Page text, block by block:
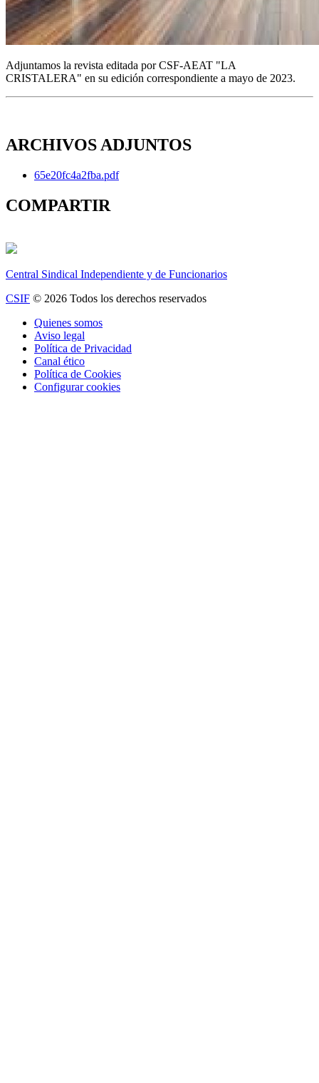
Adjuntamos la revista editada por CSF-AEAT "LA
CRISTALERA" en su edición correspondiente a mayo de 2023.
ARCHIVOS ADJUNTOS
65e20fc4a2fba.pdf
COMPARTIR
Central Sindical Independiente y de Funcionarios
CSIF © 2026 Todos los derechos reservados
Quienes somos
Aviso legal
Política de Privacidad
Canal ético
Política de Cookies
Configurar cookies